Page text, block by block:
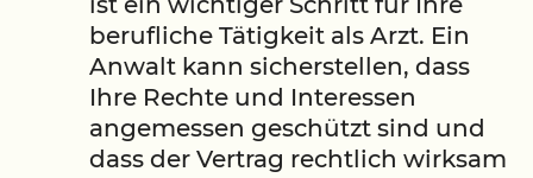
berufliche Tätigkeit als Arzt. Ein
Anwalt kann sicherstellen, dass
Ihre Rechte und Interessen
angemessen geschützt sind und
dass der Vertrag rechtlich wirksam